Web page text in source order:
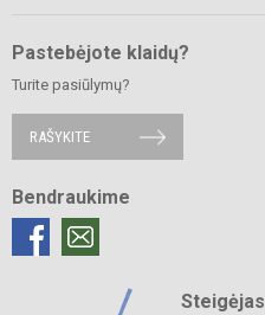
Pastebėjote klaidų?
Turite pasiūlymų?
RAŠYKITE
Bendraukime
Steigėjas